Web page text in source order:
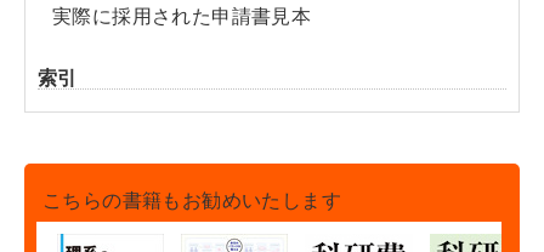
実際に採用された申請書見本
索引
こちらの書籍もお勧めいたします